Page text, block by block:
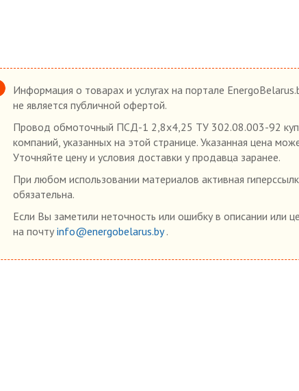
Информация о товарах и услугах на портале
не является публичной офертой.
Провод обмоточный ПСД-1 2,8х4,25 ТУ 302.08.003-92
компаний, указанных на этой странице. Указанная цена
Уточняйте цену и условия доставки у продавца заранее.
При любом использовании материалов активная
обязательна.
Если Вы заметили неточность или ошибку в описании или
на почту info@energobelarus.by.